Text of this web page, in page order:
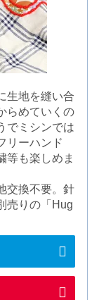
生地を縫い合
らめていくの
でミシンでは
リーハンド
等も楽しめま
交換不要。針
売りの「Hug